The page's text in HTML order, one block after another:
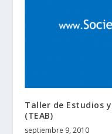
Taller de Estudios
(TEAB)
septiembre 9, 2010